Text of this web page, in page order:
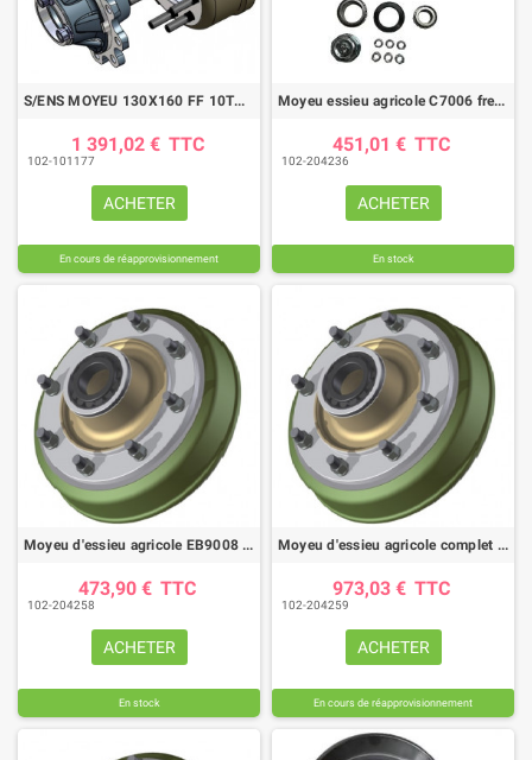
S/ENS MOYEU 130X160 FF 10TRS 406X120
1 391,02 € TTC
102-101177
ACHETER
En cours de réapprovisionnement
Moyeu essieu agricole C7006 freiné MF300X60 AMB NM
451,01 € TTC
102-204236
ACHETER
En stock
Moyeu d'essieu agricole EB9008 tambour Ø350X60
473,90 € TTC
102-204258
ACHETER
En stock
Moyeu d'essieu agricole complet AMB 9008 tambour Ø355X80
973,03 € TTC
102-204259
ACHETER
En cours de réapprovisionnement